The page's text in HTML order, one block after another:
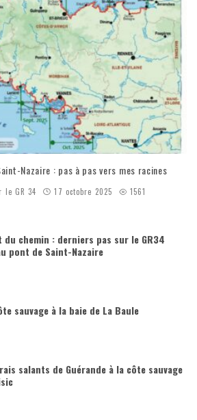
Nazaire : pas à pas vers mes racines
le GR 34 17 octobre 2025 1561
du chemin : derniers pas sur le GR34
pont de Saint-Nazaire
sauvage à la baie de La Baule
salants de Guérande à la côte sauvage